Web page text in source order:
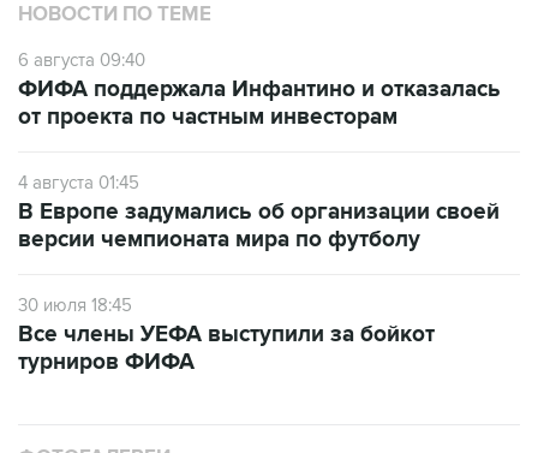
НОВОСТИ ПО ТЕМЕ
6 августа 09:40
ФИФА поддержала Инфантино и отказалась
от проекта по частным инвесторам
4 августа 01:45
В Европе задумались об организации своей
версии чемпионата мира по футболу
30 июля 18:45
Все члены УЕФА выступили за бойкот
турниров ФИФА